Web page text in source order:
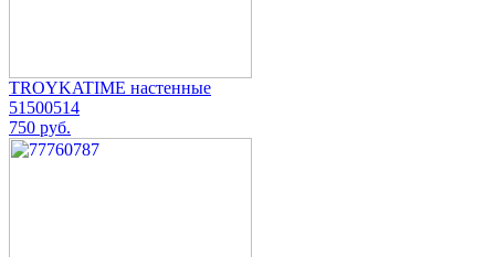
TROYKATIME настенные
51500514
750 руб.